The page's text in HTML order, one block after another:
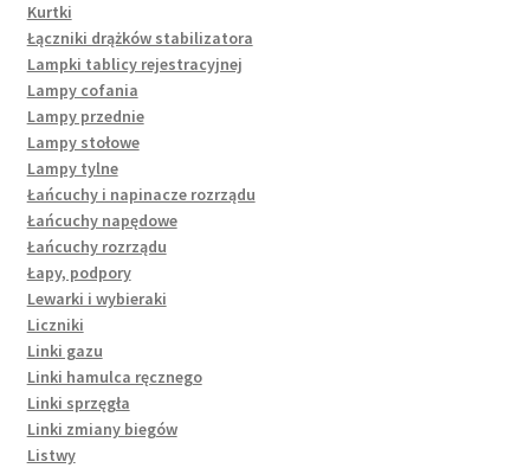
Kurtki
Łączniki drążków stabilizatora
Lampki tablicy rejestracyjnej
Lampy cofania
Lampy przednie
Lampy stołowe
Lampy tylne
Łańcuchy i napinacze rozrządu
Łańcuchy napędowe
Łańcuchy rozrządu
Łapy, podpory
Lewarki i wybieraki
Liczniki
Linki gazu
Linki hamulca ręcznego
Linki sprzęgła
Linki zmiany biegów
Listwy